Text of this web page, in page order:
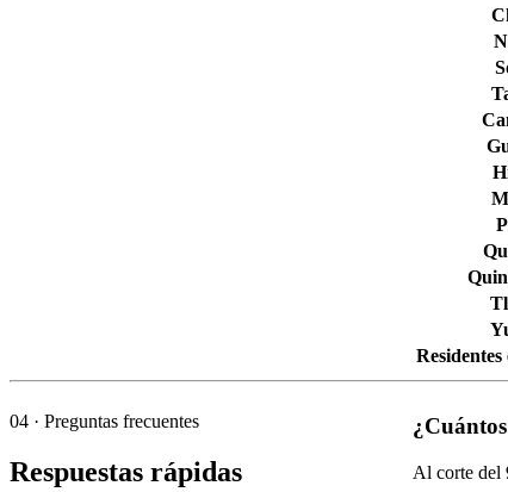
04 · Preguntas frecuentes
Respuestas rápidas Al corte del